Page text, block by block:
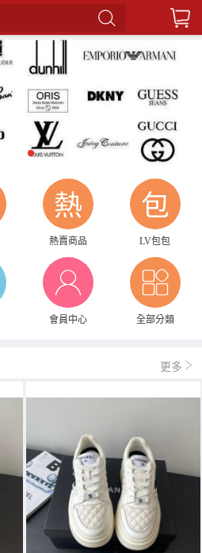
熱
熱賣商品
包
LV包包
會員中心 全部分類
更多